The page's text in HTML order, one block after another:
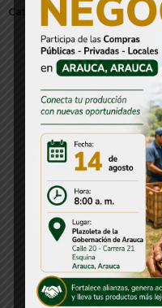
Categorías
Audios y Multimedia
Boletín
Citación
Comunicado de Prensa
Concurso
Concurso CNSC